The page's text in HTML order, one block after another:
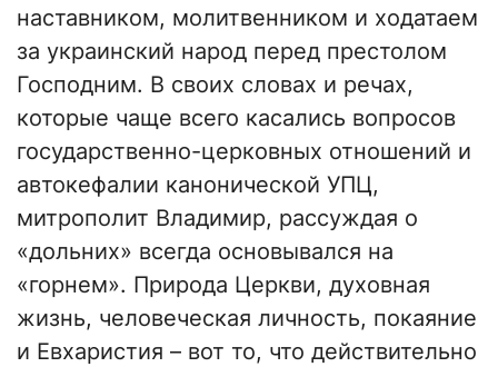
наставником, молитвенником и ходатаем
за украинский народ перед престолом
Господним. В своих словах и речах,
которые чаще всего касались вопросов
государственно-церковных отношений и
автокефалии канонической УПЦ,
митрополит Владимир, рассуждая о
«дольних» всегда основывался на
«горнем». Природа Церкви, духовная
жизнь, человеческая личность, покаяние
и Евхаристия – вот то, что действительно